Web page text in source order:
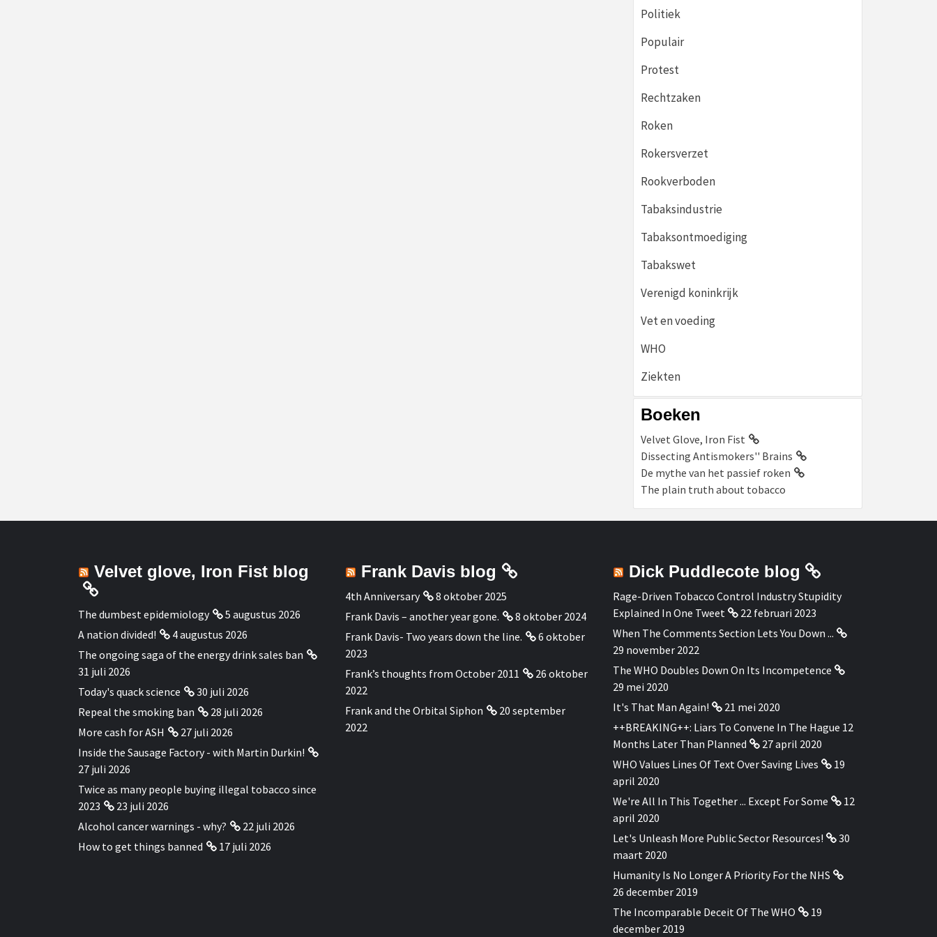
Politiek
Populair
Protest
Rechtzaken
Roken
Rokersverzet
Rookverboden
Tabaksindustrie
Tabaksontmoediging
Tabakswet
Verenigd koninkrijk
Vet en voeding
WHO
Ziekten
Boeken
Velvet Glove, Iron Fist
Dissecting Antismokers'' Brains
De mythe van het passief roken
The plain truth about tobacco
Velvet glove, Iron Fist blog
The dumbest epidemiology
5 augustus 2026
A nation divided!
4 augustus 2026
The ongoing saga of the energy drink sales ban
31 juli 2026
Today's quack science
30 juli 2026
Repeal the smoking ban
28 juli 2026
More cash for ASH
27 juli 2026
Inside the Sausage Factory - with Martin Durkin!
27 juli 2026
Twice as many people buying illegal tobacco since
2023
23 juli 2026
Alcohol cancer warnings - why?
22 juli 2026
How to get things banned
17 juli 2026
Frank Davis blog
4th Anniversary
8 oktober 2025
Frank Davis – another year gone.
8 oktober 2024
Frank Davis- Two years down the line.
6 oktober
2023
Frank’s thoughts from October 2011
26 oktober
2022
Frank and the Orbital Siphon
20 september
2022
Dick Puddlecote blog
Rage-Driven Tobacco Control Industry Stupidity
Explained In One Tweet
22 februari 2023
When The Comments Section Lets You Down ...
29 november 2022
The WHO Doubles Down On Its Incompetence
29 mei 2020
It's That Man Again!
21 mei 2020
++BREAKING++: Liars To Convene In The Hague 12
Months Later Than Planned
27 april 2020
WHO Values Lines Of Text Over Saving Lives
19
april 2020
We're All In This Together ... Except For Some
12
april 2020
Let's Unleash More Public Sector Resources!
30
maart 2020
Humanity Is No Longer A Priority For the NHS
26 december 2019
The Incomparable Deceit Of The WHO
19
december 2019